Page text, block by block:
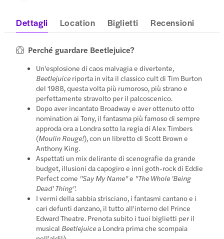
Dettagli Location Biglietti Recensioni
Perché guardare Beetlejuice?
Un'esplosione di caos malvagia e divertente,
Beetlejuiceriporta in vita il classico cult di Tim Burton
del 1988, questa volta più rumoroso, più strano e
perfettamente stravolto per il palcoscenico.
Dopo aver incantato Broadway e aver ottenuto otto
nomination ai Tony, il fantasma più famoso di sempre
approda ora a Londra sotto la regia di Alex Timbers
(Moulin Rouge!), con un libretto di Scott Brown e
Anthony King.
Aspettati un mix delirante di scenografie da grande
budget, illusioni da capogiro e inni goth-rock di Eddie
Perfect come "Say My Name"e "The Whole 'Being
Dead' Thing".
I vermi della sabbia strisciano, i fantasmi cantano e i
cari defunti danzano, il tutto all'interno del Prince
Edward Theatre. Prenota subito i tuoi biglietti per il
musical Beetlejuicea Londra prima che scompaia